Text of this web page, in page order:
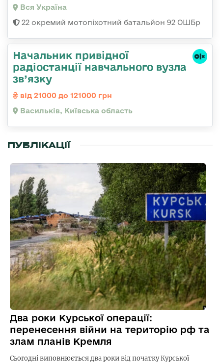
Вся Україна
22 окремий мотопіхотний батальйон 92 ОШБр
Начальник привідної
радіостанції навчального вузла
зв’язку
від 21000 до 121000 грн
Васильків, Київська область
ПУБЛІКАЦІЇ
Два роки Курської операції:
перенесення війни на територію рф та
злам планів Кремля
Сьогодні виповнюється два роки від початку Курської